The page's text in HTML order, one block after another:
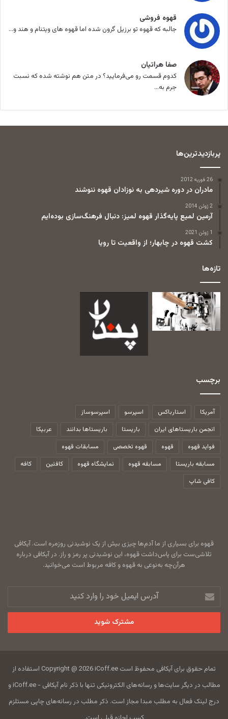
قهوه فروشی
جالبه که قهوه تو برزیل گرون شده اما قهوه های ویتنام و هند و...
صفا هراتیان
کدوم قسمت رو می‌فرمایید؟ در متن هم نوشته شده که نسبت
جرم به...
پربازدیدترین‌ها
26 فوریه 2012
مادران در دوره شیردهی به نوزادان قهوه ننوشند
2 ژوئن 2014
آرمین لمیع پایه‌گذار قهوه لمیز: دنبال فرهنگ‌سازی بوده‌ایم
1 ژوئن 2021
کشت قهوه در چابهار؛ از واقعیت تا رویا
تازه‌ها
برچسب
آمریکا استارباکس اسپرسو
اسپرسوساز
انجمن باریستاهای ایران
باریستا باریستاها بدانند
عربیکا
فواید قهوه
قهوه قهوه تخصصی
مسابقات قهوه
مسابقه باریستا
مسابقه قهوه نمایشگاه قهوه کافئین
کافه
کافی شاپ
قهوه برای بسیاری از ما آدم‌ها چیزی بیش از یک نوشیدنی روزمره است. آیکافی
تلاشی‌ست برای پاس‌داشت قهوه، این نوشیدنی پر رمز و راز. در آیکافی درباره
هرآن‌چه به‌نوعی به قهوه و کافه مربوط است می‌خوانید.
آدرس
ایمیل
خود
وارد
تمام حقوق برای آیکافی محفوظ است Copyright @ 2026 iCoff.ee استفاده از
مطالب در دیگر سایت‌ها و رسانه‌های الکترونیکی تنها با ذکر نام آیکافی - iCoff.ee و
درج لینک فعال به مطلب مبدا مجاز است. ذکر مطلب در رسانه‌های چاپی مستلزم